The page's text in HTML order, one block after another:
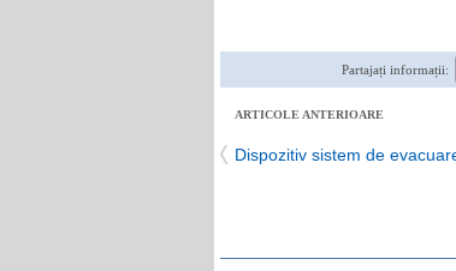
Partajați informații:
ARTICOLE ANTERIOARE
Dispozitiv sistem de